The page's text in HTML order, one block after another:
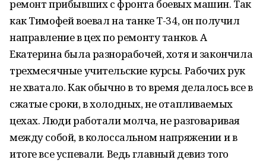
ремонт прибывших с фронта боевых машин. Так
как Тимофей воевал на танке Т-34, он получил
направление в цех по ремонту танков. А
Екатерина была разнорабочей, хотя и закончила
трехмесячные учительские курсы. Рабочих рук
не хватало. Как обычно в то время делалось все в
сжатые сроки, в холодных, не отапливаемых
цехах. Люди работали молча, не разговаривая
между собой, в колоссальном напряжении и в
итоге все успевали. Ведь главный девиз того